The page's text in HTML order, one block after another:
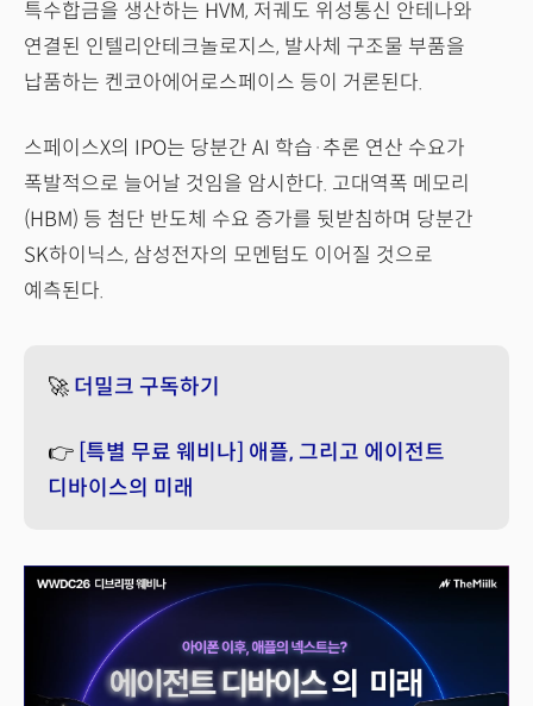
특수합금을 생산하는 HVM, 저궤도 위성통신 안테나와
연결된 인텔리안테크놀로지스, 발사체 구조물 부품을
납품하는 켄코아에어로스페이스 등이 거론된다.
스페이스X의 IPO는 당분간 AI 학습·추론 연산 수요가
폭발적으로 늘어날 것임을 암시한다. 고대역폭 메모리
(HBM) 등 첨단 반도체 수요 증가를 뒷받침하며 당분간
SK하이닉스, 삼성전자의 모멘텀도 이어질 것으로
예측된다.
🚀 더밀크 구독하기
👉 [특별 무료 웨비나] 애플, 그리고 에이전트
디바이스의 미래